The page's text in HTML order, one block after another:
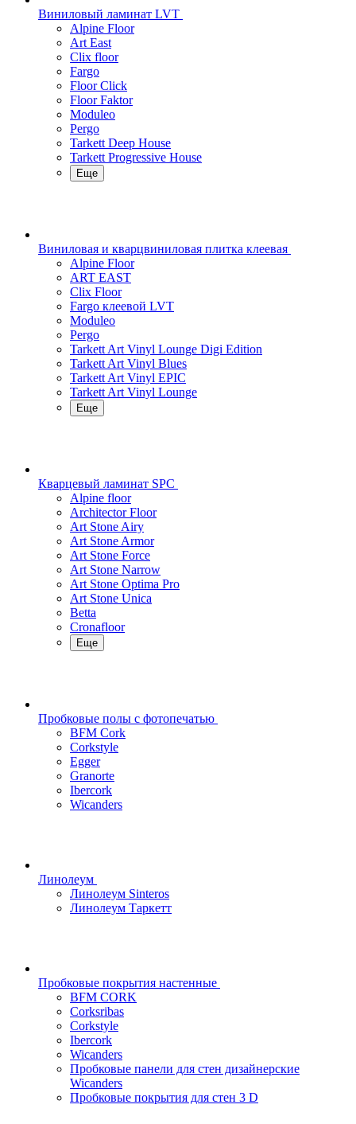
Виниловый ламинат LVT
Alpine Floor
Art East
Clix floor
Fargo
Floor Click
Floor Faktor
Moduleo
Pergo
Tarkett Deep House
Tarkett Progressive House
Еще
Виниловая и кварцвиниловая плитка клеевая
Alpine Floor
ART EAST
Clix Floor
Fargo клеевой LVT
Moduleo
Pergo
Tarkett Art Vinyl Lounge Digi Edition
Tarkett Art Vinyl Blues
Tarkett Art Vinyl EPIC
Tarkett Art Vinyl Lounge
Еще
Кварцевый ламинат SPC
Alpine floor
Architector Floor
Art Stone Airy
Art Stone Armor
Art Stone Force
Art Stone Narrow
Art Stone Optima Pro
Art Stone Unica
Betta
Cronafloor
Еще
Пробковые полы с фотопечатью
BFM Cork
Corkstyle
Egger
Granorte
Ibercork
Wicanders
Линолеум
Линолеум Sinteros
Линолеум Таркетт
Пробковые покрытия настенные
BFM CORK
Corksribas
Corkstyle
Ibercork
Wicanders
Пробковые панели для стен дизайнерские
Wicanders
Пробковые покрытия для стен 3 D